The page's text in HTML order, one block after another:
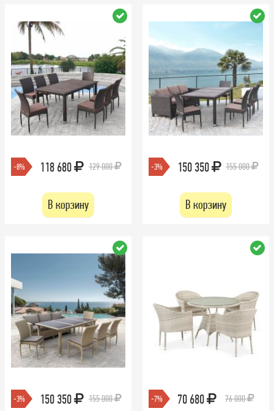
-8% 118 680 129 000
В корзину
-3% 150 350 155 000
В корзину
-3% 150 350 155 000 -7% 70 680 76 000